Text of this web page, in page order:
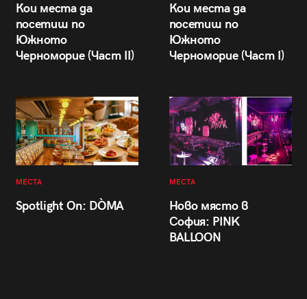
Кои места да
посетиш по
Южното
Черноморие (Част II)
Кои места да
посетиш по
Южното
Черноморие (Част I)
МЕСТА
Spotlight On: DÒMA
МЕСТА
Ново място в
София: PINK
BALLOON